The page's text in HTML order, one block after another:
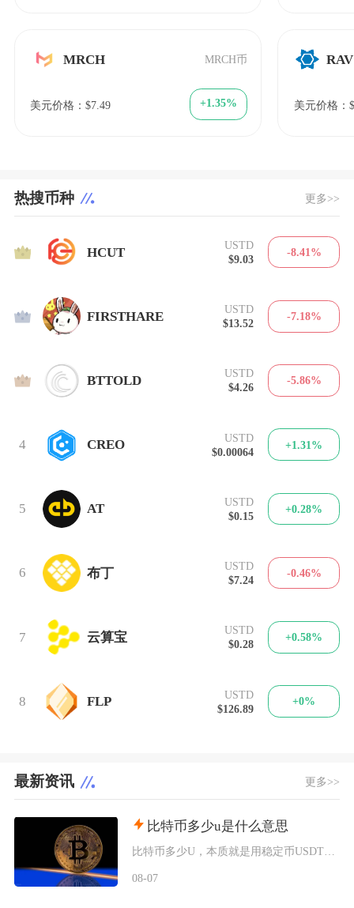
MRCH MRCH币
美元价格：$7.49 +1.35%
RAV
美元价格：
热搜币种 更多>>
1 HCUT
USTD
$9.03
-8.41%
2 FIRSTHARE
USTD
$13.52
-7.18%
3 BTTOLD
USTD
$4.26
-5.86%
4 CREO
USTD
$0.00064
+1.31%
5 AT
USTD
$0.15
+0.28%
6 布丁
USTD
$7.24
-0.46%
7 云算宝
USTD
$0.28
+0.58%
8 FLP
USTD
$126.89
+0%
最新资讯 更多>>
比特币多少u是什么意思
08-07